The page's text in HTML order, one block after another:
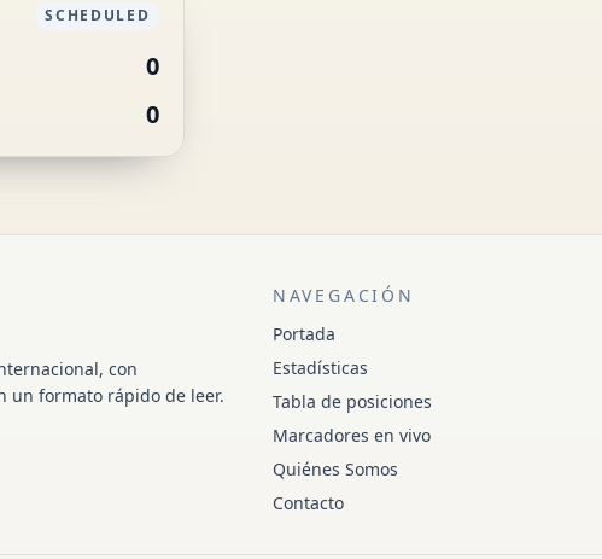
SCHEDULED
0
0
con
un formato rápido de leer.
NAVEGACIÓN
Portada
Estadísticas
Tabla de posiciones
Marcadores en vivo
Quiénes Somos
Contacto